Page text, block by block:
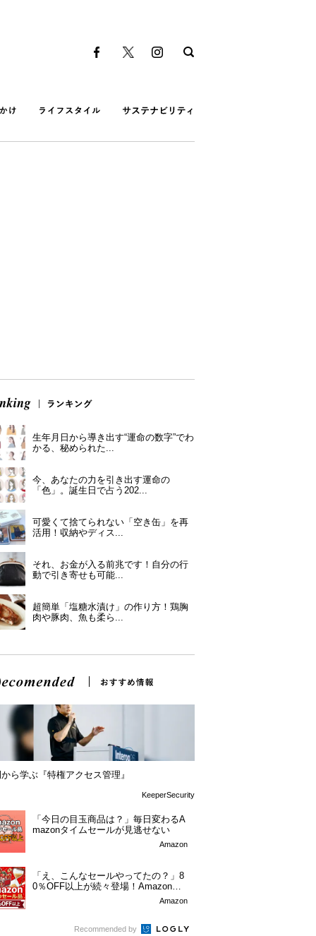
生年月日から導き出す“運命の数字”でわ
かる、秘められた...
今、あなたの力を引き出す運命の
「色」。誕生日で占う202...
可愛くて捨てられない「空き缶」を再
活用！収納やディス...
それ、お金が入る前兆です！自分の行
動で引き寄せも可能...
超簡単「塩糖水漬け」の作り方！鶏胸
肉や豚肉、魚も柔ら...
ら学ぶ『特権アクセス管理』
KeeperSecurity
「今日の目玉商品は？」毎日変わるA
mazonタイムセールが見逃せない
Amazon
「え、こんなセールやってたの？」8
0％OFF以上が続々登場！Amazonの
Amazon
Recommended by